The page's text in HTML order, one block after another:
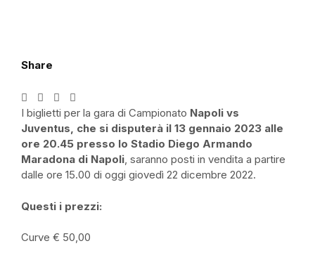
Share
I biglietti per la gara di Campionato Napoli vs
Juventus, che si disputerà il 13 gennaio 2023 alle
ore 20.45 presso lo Stadio Diego Armando
Maradona di Napoli, saranno posti in vendita a partire
dalle ore 15.00 di oggi giovedì 22 dicembre 2022.
Questi i prezzi:
Curve € 50,00